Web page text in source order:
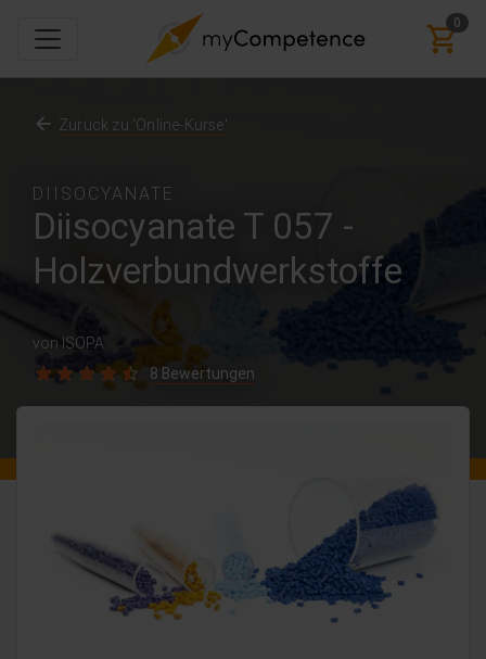
0
DIISOCYANATE
Diisocyanate T 057 -
Holzverbundwerkstoffe
von ISOPA
8 Bewertungen
Zurück zu 'Online-Kurse'